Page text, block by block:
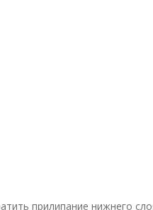
прилипание нижнего